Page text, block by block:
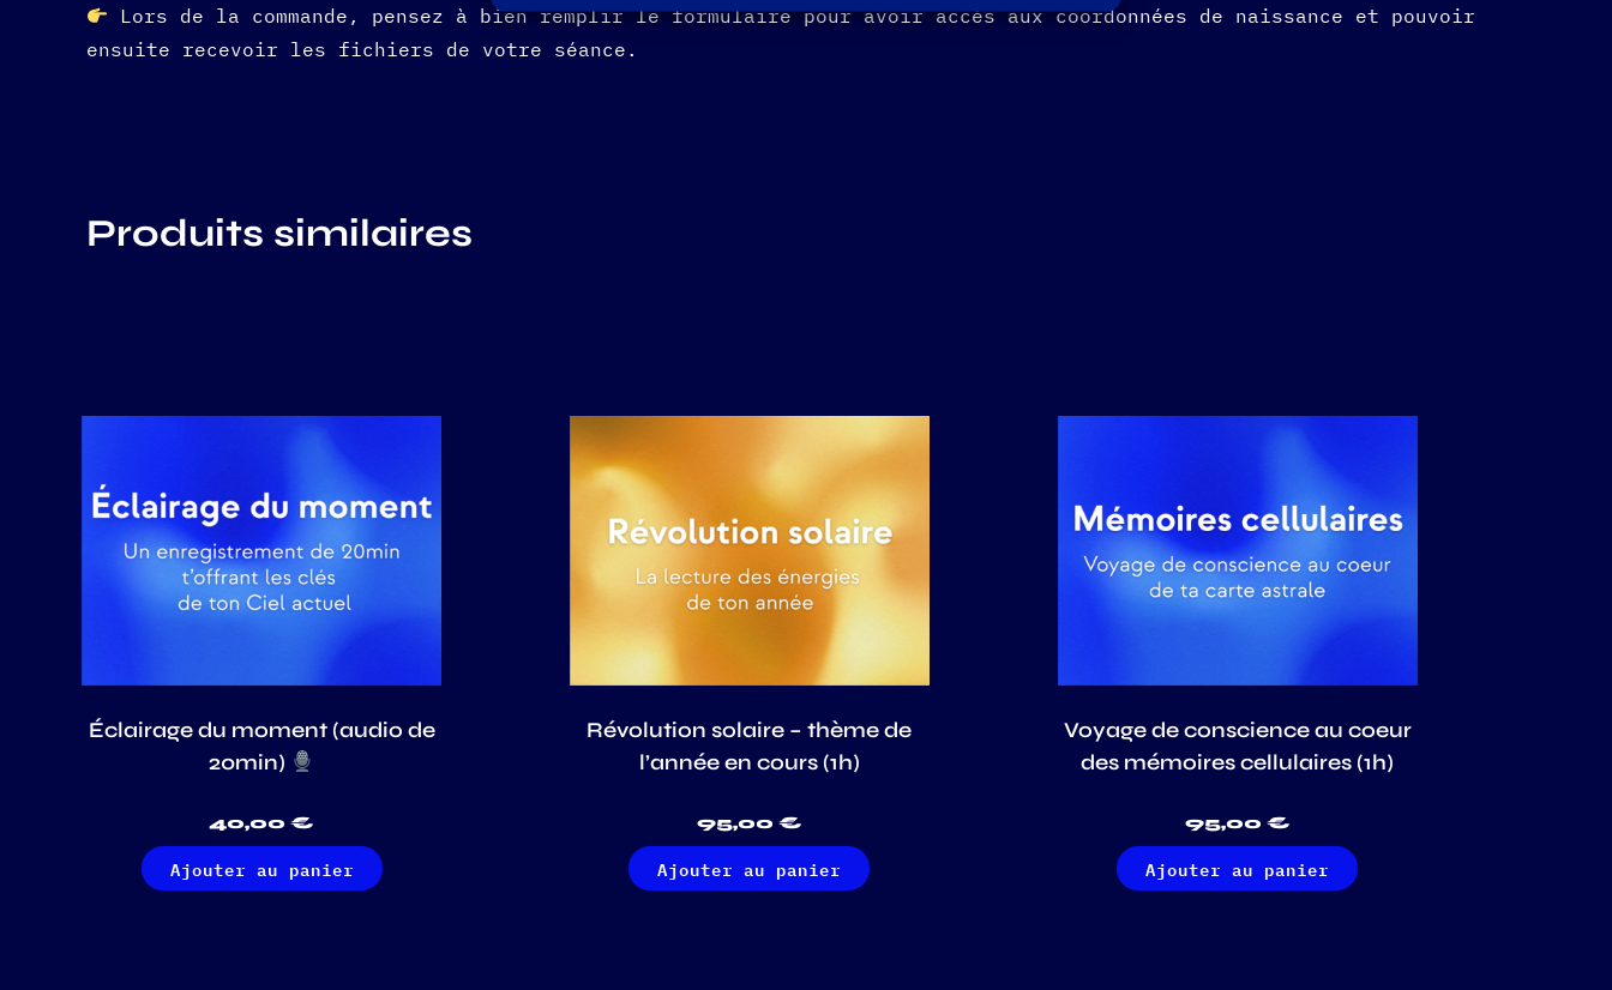
Lors de la commande, pensez à bien remplir le formulaire pour avoir accès aux coordonnées de naissance et pouvoir
ensuite recevoir les fichiers de votre séance.
Produits similaires
Éclairage du moment (audio de
20min)
40,00€
Ajouter au panier
Révolution solaire – thème de
l’année en cours (1h)
95,00 €
Ajouter au panier
Voyage de conscience au coeur
des mémoires cellulaires (1h)
95,00 €
Ajouter au panier